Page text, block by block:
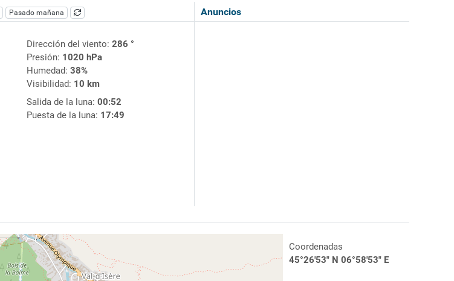
Anuncios
Pasado mañana
Dirección del viento: 286 °
Presión: 1020 hPa
Humedad: 38%
Visibilidad: 10 km
Salida de la luna: 00:52
Puesta de la luna: 17:49
Coordenadas
45°26'53" N 06°58'53" E